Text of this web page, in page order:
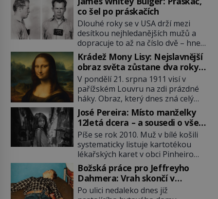
co šel po práskačích
Dlouhé roky se v USA drží mezi
desítkou nejhledanějších mužů a
dopracuje to až na číslo dvě – hned
po Usámovi bin Ládinovi (1957–
2011). To je James „Whitey“ Bulger
(1929–2018) viněný ze spoluúčasti
na 19 vraždách, vydírání a lichvy. A
samozřejmě, krom toho je ještě
drogový dealer, který neváhá
odstranit z cesty všechny práskače,
zatímco […]
Krádež Mony Lisy: Nejslavnější
obraz světa zůstane dva roky
nezvěstný
V pondělí 21. srpna 1911 visí v
pařížském Louvru na zdi prázdné
háky. Obraz, který dnes zná celý
svět, je pryč. Zpočátku si nikdo
nemyslí, že jde o krádež.
Zaměstnanci jsou přesvědčeni, že
Mona Lisa je jen v restaurátorské
dílně nebo u fotografa. Když se
ukáže pravda, propukne jeden z
největších honů na zloděje v […]
José Pereira: Místo manželky
12letá dcera – a sousedi o všem
vědí!
Píše se rok 2010. Muž v bílé košili
systematicky listuje kartotékou
lékařských karet v obci Pinheiro
ležící asi 20 kilometrů od farmy s
podivínským majitelem. Něco tu
nesedí. Ledaže… Ledaže by ta
mladá dívka z farmy byla ne
Božská práce pro Jeffreyho
Dahmera: Vrah skončí v
tratolišti krve ve vězeňských
Po ulici nedaleko dnes již